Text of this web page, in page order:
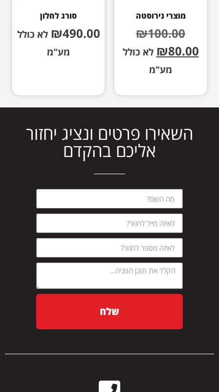
מוצרי נירוסטה
₪100.00
₪80.00
לא כולל
מע"מ
סורג לחלון
₪490.00
לא כולל
מע"מ
השאירו פרטים ונציג יחזור
אליכם בהקדם
שלח